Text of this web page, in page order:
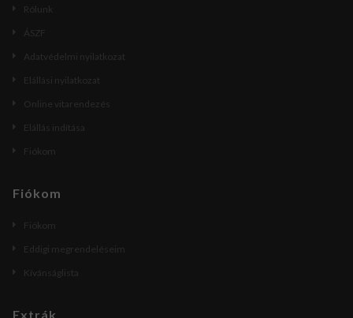
Rólunk
ÁSZF
Adatvédelmi nyilatkozat
Elállási nyilatkozat
Online vitarendezés
Elállás indítása
Fiókom
Fiókom
Fiókom
Eddigi megrendeléseim
Kívánságlista
Extrák